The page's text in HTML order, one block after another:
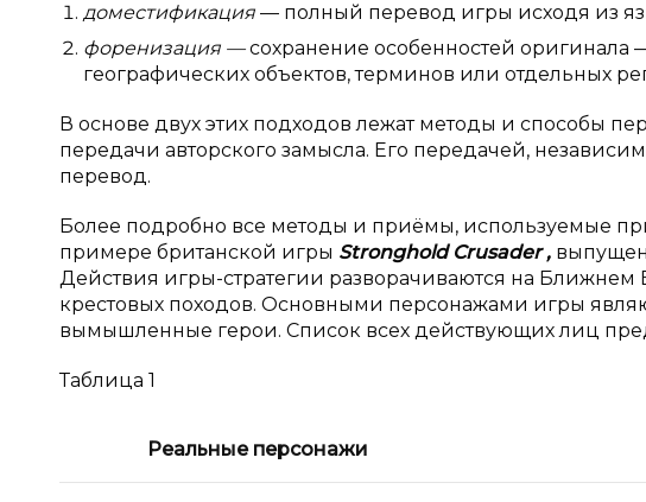
доместификация — полный перевод игры исходя из
форенизация —сохранение особенностей оригинала
географических объектов, терминов или отдельных
В основе двух этих подходов лежат методы и способы
передачи авторского замысла. Его передачей,
перевод.
Более подробно все методы и приёмы, используемые
примере британской игры Stronghold Crusader,
Действия игры-стратегии разворачиваются на Ближнем
крестовых походов. Основными персонажами игры
вымышленные герои. Список всех действующих лиц
Таблица 1
Реальные персонажи